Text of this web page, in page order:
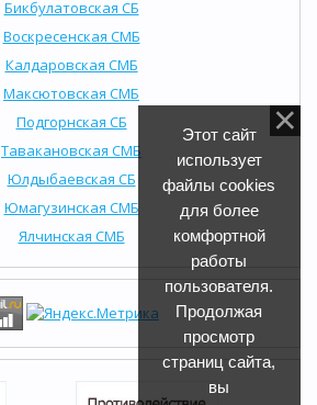
Бикбулатовская СБ
Воскресенская СМБ
Калдаровская СМБ
Максютовская СМБ
Подгорнская СБ
Тавакановская СМБ
Юлдыбаевская СБ
Юмагузинская СМБ
Ялчинская СМБ
Этот сайт
использует
файлы cookies
для более
комфортной
работы
пользователя.
Продолжая
просмотр
страниц сайта,
вы